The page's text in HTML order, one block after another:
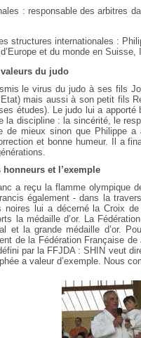
: responsable des arbitres
structures internationales :
et du monde en
du judo
le virus du judo à ses fils
mais aussi à son petit fils
études). Le judo lui a
la discipline : la sincérité, le
de mieux sinon que Philippe
et bonne humeur. Il a
et l’exemple
a reçu la flamme olympique
également - dans la
noires lui a décerné la Croix
la médaille d’or. La
et la grande médaille d’or.
de la Fédération Française
par la FFJDA : SHIN veut
a valeur d’exemple. Nous